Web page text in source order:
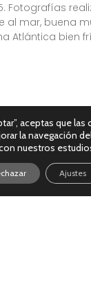
Fotografías
al mar, buena
Atlántica bien
aceptas que
la navegación
nuestros
Ajustes